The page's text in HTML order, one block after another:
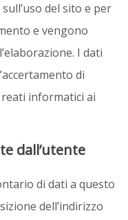
del sito e per
e vengono
I dati
di
informatici ai
dall’utente
di dati a questo
dell’indirizzo